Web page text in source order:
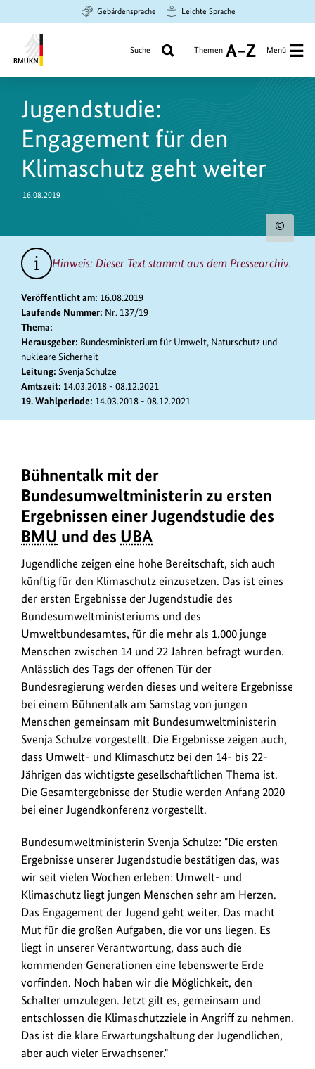
Hauptinhalt
springen
Suche
springen
Hauptnavigation
springen
Gebärdensprache Leichte Sprache
Umwelt,
Klimaschutz,
Naturschutz
und
nukleare
Sicherheit
Suche Themen
A
Z
Menü
Jugendstudie:
Engagement für den
Klimaschutz geht weiter
16.08.2019
zum
Hinweis: Dieser Text stammt aus dem Pressearchiv.
Veröffentlicht am: 16.08.2019
Laufende Nummer: Nr. 137/19
Thema:
Herausgeber: Bundesministerium für Umwelt, Naturschutz und
nukleare Sicherheit
Leitung: Svenja Schulze
Amtszeit: 14.03.2018 - 08.12.2021
19. Wahlperiode: 14.03.2018 - 08.12.2021
Umwelt-
und
Klimaschutz
ist
bei
den
14-
bis
22-
Jährigen
laut
der
Jugendstudie
das
wichtigste
gesellschaftliche
Thema.
Gesamtergebnisse
der
Studie
werden
2020
bei
einer
Jugendkonferenz
vorgestellt.
Bühnentalk mit der
Bundesumweltministerin zu ersten
Ergebnissen einer Jugendstudie des
BMU und des UBA
Jugendliche zeigen eine hohe Bereitschaft, sich auch
künftig für den Klimaschutz einzusetzen. Das ist eines
der ersten Ergebnisse der Jugendstudie des
Bundesumweltministeriums und des
Umweltbundesamtes, für die mehr als 1.000 junge
Menschen zwischen 14 und 22 Jahren befragt wurden.
Anlässlich des Tags der offenen Tür der
Bundesregierung werden dieses und weitere Ergebnisse
bei einem Bühnentalk am Samstag von jungen
Menschen gemeinsam mit Bundesumweltministerin
Svenja Schulze vorgestellt. Die Ergebnisse zeigen auch,
dass Umwelt- und Klimaschutz bei den 14- bis 22-
Jährigen das wichtigste gesellschaftlichen Thema ist.
Die Gesamtergebnisse der Studie werden Anfang 2020
bei einer Jugendkonferenz vorgestellt.
Bundesumweltministerin Svenja Schulze: "Die ersten
Ergebnisse unserer Jugendstudie bestätigen das, was
wir seit vielen Wochen erleben: Umwelt- und
Klimaschutz liegt jungen Menschen sehr am Herzen.
Das Engagement der Jugend geht weiter. Das macht
Mut für die großen Aufgaben, die vor uns liegen. Es
liegt in unserer Verantwortung, dass auch die
kommenden Generationen eine lebenswerte Erde
vorfinden. Noch haben wir die Möglichkeit, den
Schalter umzulegen. Jetzt gilt es, gemeinsam und
entschlossen die Klimaschutzziele in Angriff zu nehmen.
Das ist die klare Erwartungshaltung der Jugendlichen,
aber auch vieler Erwachsener."